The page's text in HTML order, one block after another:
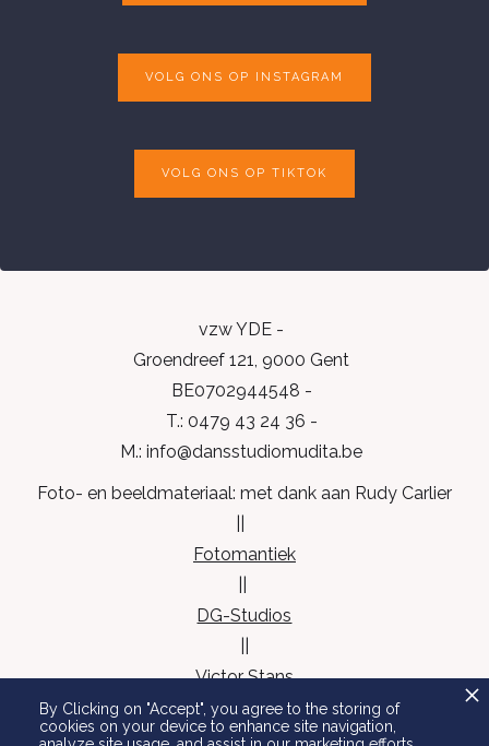
VOLG ONS OP INSTAGRAM
VOLG ONS OP TIKTOK
vzw YDE -
Groendreef 121, 9000 Gent
BE0702944548 -
T.: 0479 43 24 36 -
M.: info@dansstudiomudita.be
Foto- en beeldmateriaal: met dank aan Rudy Carlier
Fotomantiek
DG-Studios
Victor Stans
||
Veronique De Cock
By Clicking on "Accept", you agree to the storing of
cookies on your device to enhance site navigation,